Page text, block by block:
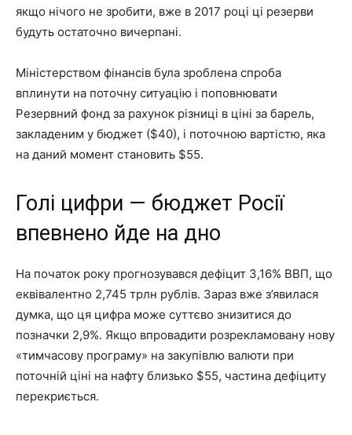
якщо нічого не зробити, вже в 2017 році ці резерви
будуть остаточно вичерпані.
Міністерством фінансів була зроблена спроба
вплинути на поточну ситуацію і поповнювати
Резервний фонд за рахунок різниці в ціні за барель,
закладеним у бюджет ($40), і поточною вартістю, яка
на даний момент становить $55.
Голі цифри — бюджет Росії
впевнено йде на дно
На початок року прогнозувався дефіцит 3,16% ВВП, що
еквівалентно 2,745 трлн рублів. Зараз вже з’явилася
думка, що ця цифра може суттєво знизитися до
позначки 2,9%. Якщо впровадити розрекламовану нову
«тимчасову програму» на закупівлю валюти при
поточній ціні на нафту близько $55, частина дефіциту
перекриється.